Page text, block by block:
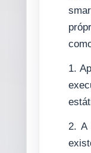
1.
2. A